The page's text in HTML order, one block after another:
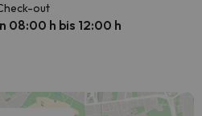
out
08:00 h bis 12:00 h